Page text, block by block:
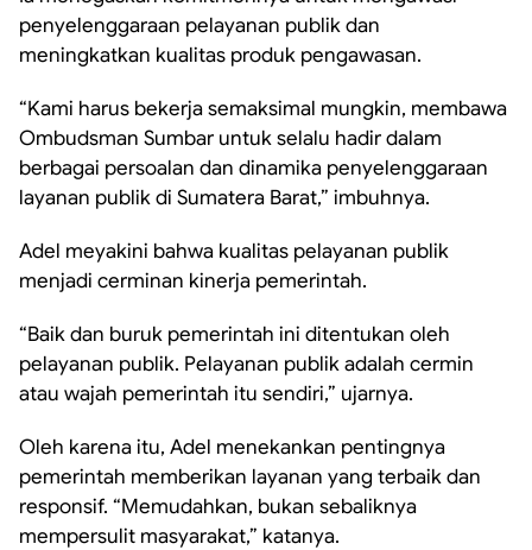
penyelenggaraan pelayanan publik dan
meningkatkan kualitas produk pengawasan.
“Kami harus bekerja semaksimal mungkin, membawa
Ombudsman Sumbar untuk selalu hadir dalam
berbagai persoalan dan dinamika penyelenggaraan
layanan publik di Sumatera Barat,” imbuhnya.
Adel meyakini bahwa kualitas pelayanan publik
menjadi cerminan kinerja pemerintah.
“Baik dan buruk pemerintah ini ditentukan oleh
pelayanan publik. Pelayanan publik adalah cermin
atau wajah pemerintah itu sendiri,” ujarnya.
Oleh karena itu, Adel menekankan pentingnya
pemerintah memberikan layanan yang terbaik dan
responsif. “Memudahkan, bukan sebaliknya
mempersulit masyarakat,” katanya.